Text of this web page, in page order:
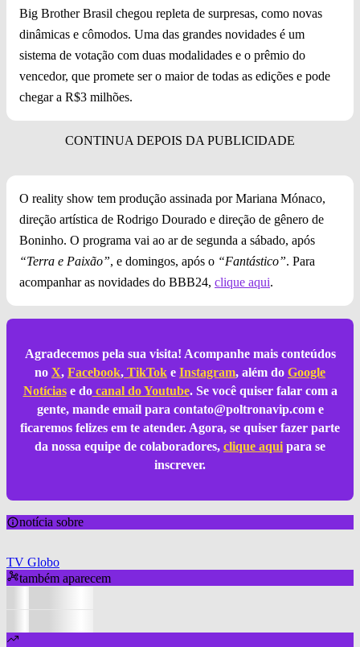
Big Brother Brasil chegou repleta de surpresas, como novas
dinâmicas e cômodos. Uma das grandes novidades é um
sistema de votação com duas modalidades e o prêmio do
vencedor, que promete ser o maior de todas as edições e pode
chegar a R$3 milhões.
O reality show tem produção assinada por Mariana Mónaco,
direção artística de Rodrigo Dourado e direção de gênero de
Boninho. O programa vai ao ar de segunda a sábado, após
“Terra e Paixão”, e domingos, após o “Fantástico”. Para
acompanhar as novidades do BBB24, clique aqui.
Agradecemos pela sua visita! Acompanhe mais conteúdos
no X, Facebook, TikTok e Instagram, além do Google
Notíciase docanal do Youtube. Se você quiser falar com a
gente, mande email para contato@poltronavip.come
ficaremos felizes em te atender. Agora, se quiser fazer parte
da nossa equipe de colaboradores, clique aqui para se
inscrever.
notícia sobre
TV Globo
também aparecem